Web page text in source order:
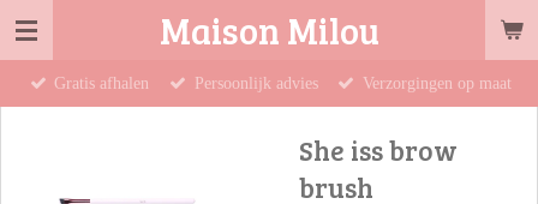
Ga
naar
Maison Milou
Gratis afhalen Persoonlijk advies Verzorgingen op maat
She iss brow
brush